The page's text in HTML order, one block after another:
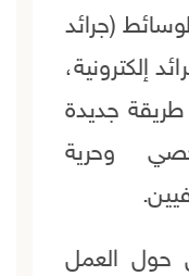
(جرائد
إلكترونية،
طريقة جديدة
وحرية
حول العمل